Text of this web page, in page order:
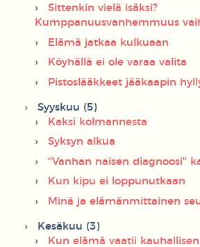
Sittenkin vielä isäksi?
Kumppanuusvanhemmuus
Elämä jatkaa kulkuaan
Köyhällä ei ole varaa valita
Pistoslääkkeet jääkaapin
Syyskuu (5)
Kaksi kolmannesta
Syksyn alkua
''Vanhan naisen diagnoosi''
Kun kipu ei loppunutkaan
Minä ja elämänmittainen
Kesäkuu (3)
Kun elämä vaatii